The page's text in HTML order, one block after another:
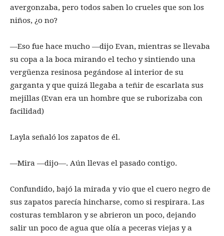
avergonzaba, pero todos saben lo crueles que son los
niños, ¿o no?
—Eso fue hace mucho —dijo Evan, mientras se llevaba
su copa a la boca mirando el techo y sintiendo una
vergüenza resinosa pegándose al interior de su
garganta y que quizá llegaba a teñir de escarlata sus
mejillas (Evan era un hombre que se ruborizaba con
facilidad)
Layla señaló los zapatos de él.
—Mira —dijo—. Aún llevas el pasado contigo.
Confundido, bajó la mirada y vio que el cuero negro de
sus zapatos parecía hincharse, como si respirara. Las
costuras temblaron y se abrieron un poco, dejando
salir un poco de agua que olía a peceras viejas y a